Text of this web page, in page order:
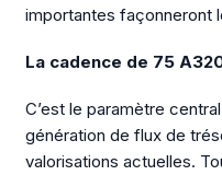
importantes façonneront
La cadence de 75
C’est le paramètre
génération de flux de
valorisations actuelles.